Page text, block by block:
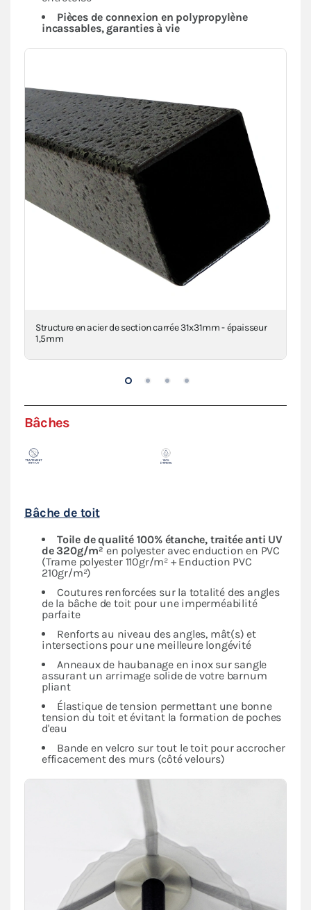
Pièces de connexion en polypropylène
incassables, garanties à vie
Structure en acier de section carrée 31x31mm - épaisseur
1,5mm
Bâches
Bâche de toit
Toile de qualité 100% étanche, traitée anti UV
de 320g/m² en polyester avec enduction en PVC
(Trame polyester 110gr/m² + Enduction PVC
210gr/m²)
Coutures renforcées sur la totalité des angles
de la bâche de toit pour une imperméabilité
parfaite
Renforts au niveau des angles, mât(s) et
intersections pour une meilleure longévité
Anneaux de haubanage en inox sur sangle
assurant un arrimage solide de votre barnum
pliant
Élastique de tension permettant une bonne
tension du toit et évitant la formation de poches
d'eau
Bande en velcro sur tout le toit pour accrocher
efficacement des murs (côté velours)